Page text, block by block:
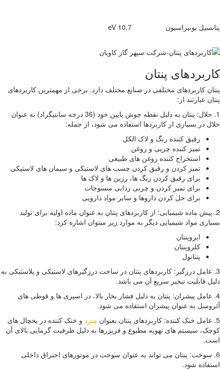
یونیزاسیون
پنتان
مختلفی در صنایع مختلف دارد. برخی از مهمترین کاربردهای
از:
1. حلال: پنتان به دلیل نقطه جوش پایین خود (36 درجه سانتیگراد) به عنوان
بسیاری از کاربردها استفاده می شود، از جمله:
رقیق کننده رنگ و لاک الکل
تمیز کننده چربی و روغن
استخراج کننده روغن های طبیعی
تمیز کردن و رقیق کردن چسب های لاستیکی و سیمان های لاستیکی
برای رقیق کردن رنگ ها، رزین ها و لاک ها
برای تمیز کردن و چربی زدایی منسوجات
برای حل کردن داروها و سایر مواد دارویی
ماده شیمیایی: از کاربردهای پنتان به عنوان ماده اولیه برای تولید
مواد شیمیایی دیگر به موارد زیر میتوان اشاره کرد:
ایزوپنتان
کلروپنتان
پنتانول
درزگیر: کاربردهای پنتان در ساخت درزگیرهای لاستیکی و پلاستیکی به
تبخیر سریع آن می باشد.
پیشران: پنتان به دلیل فشار بخار بالا، در اسپری ها و قوطی های
به عنوان پیشران استفاده می شود.
مبردو خنک کننده در یخچال های
سیستم های تهویه مطبوع و فریزرها به دلیل ظرفیت گرمایی بالای آن
پنتان می تواند به عنوان سوخت در موتورهای احتراق داخلی
شود.